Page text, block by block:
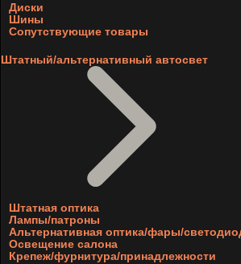
Диски
Шины
Сопутствующие товары
Штатный/альтернативный автосвет
Штатная оптика
Лампы/патроны
Альтернативная оптика/фары/
Освещение салона
Крепеж/фурнитура/принадлежности